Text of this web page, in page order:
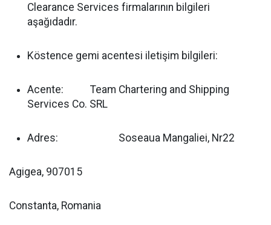
Clearance Services firmalarının bilgileri
aşağıdadır.
Köstence gemi acentesi iletişim bilgileri:
Acente: Team Chartering and Shipping
Services Co. SRL
Adres: Soseaua Mangaliei, Nr22
Agigea, 907015
Constanta, Romania